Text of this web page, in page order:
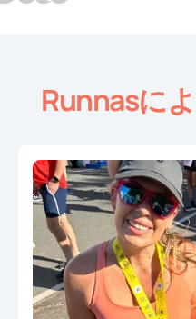
Runnasに
Slide 2 of 4.